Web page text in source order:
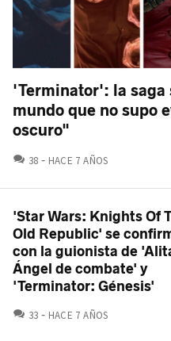
'Terminator': la saga
mundo que no supo
oscuro"
38 COMENTARIOS
HACE 7 AÑOS
'Star Wars: Knights Of
Old Republic' se
con la guionista de
Ángel de combate' y
'Terminator: Génesis'
33 COMENTARIOS
HACE 7 AÑOS